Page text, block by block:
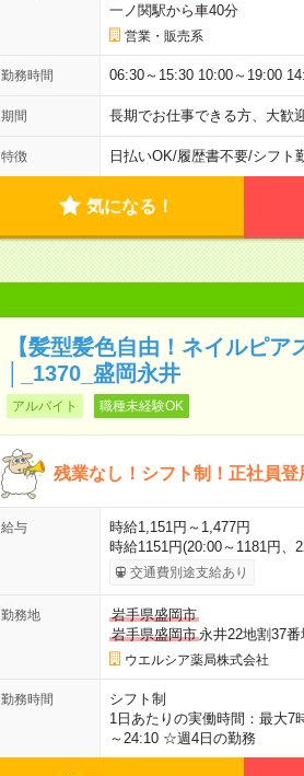
一ノ関駅から車40分
営業・販売系
勤務時間 06:30～15:30 10:00～19:00
期間 長期でお仕事できる方、大歓
特徴 日払いOK/履歴書不要/シフト
気になる！
【髪型髪色自由！ネイルピ
│_1370_盛岡永井
アルバイト 職種未経験OK
残業なし！シフト制！正社員登
給与
時給1,151円～1,477円
時給1151円(20:00～1181円、
交通費別途支給あり
勤務地
岩手県盛岡市
岩手県盛岡市永井22地割37番
ウエルシア薬局株式会社
勤務時間
シフト制
1日あたりの実働時間：最大
～24:10 ☆週4日の勤務